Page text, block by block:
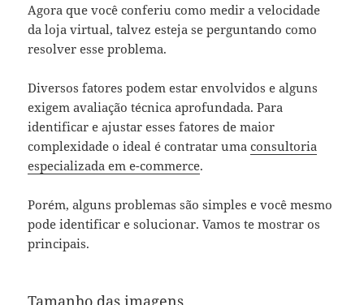
Agora que você conferiu como medir a velocidade
da loja virtual, talvez esteja se perguntando como
resolver esse problema.
Diversos fatores podem estar envolvidos e alguns
exigem avaliação técnica aprofundada. Para
identificar e ajustar esses fatores de maior
complexidade o ideal é contratar umaconsultoria
especializada em e-commerce.
Porém, alguns problemas são simples e você mesmo
pode identificar e solucionar. Vamos te mostrar os
principais.
Tamanho das imagens